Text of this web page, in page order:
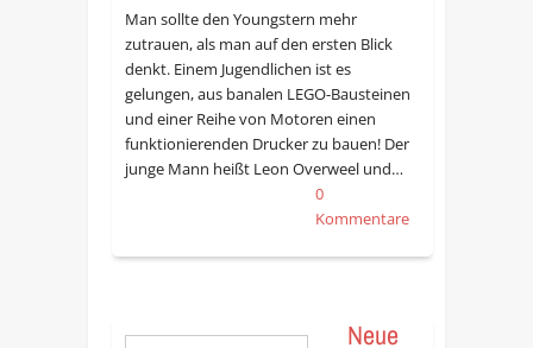
Man sollte den Youngstern mehr
zutrauen, als man auf den ersten Blick
denkt. Einem Jugendlichen ist es
gelungen, aus banalen LEGO-Bausteinen
und einer Reihe von Motoren einen
funktionierenden Drucker zu bauen! Der
junge Mann heißt Leon Overweel und…
0
Kommentare
Neue